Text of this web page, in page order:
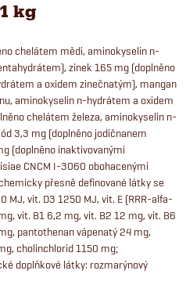
kg
chelátem mědi, aminokyselin n-
zinek 165 mg (doplněno
a oxidem zinečnatým), mangan
aminokyselin n-hydrátem a oxidem
chelátem železa, aminokyselin n-
3,3 mg (doplněno jodičnanem
(doplněno inaktivovanými
CNCM I-3060 obohacenými
přesně definované látky se
vit. D3 1250 MJ, vit. E (RRR-alfa-
vit. B1 6,2 mg, vit. B2 12 mg, vit. B6
pantothenan vápenatý 24 mg,
cholinchlorid 1150 mg;
doplňkové látky: rozmarýnový